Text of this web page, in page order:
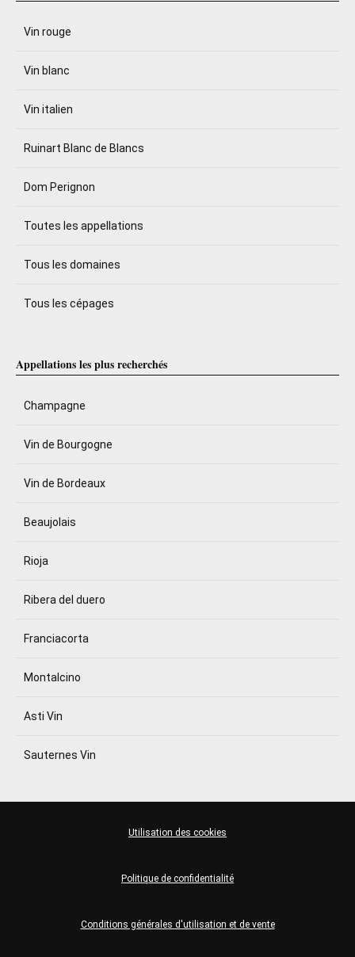
Vin rouge
Vin blanc
Vin italien
Ruinart Blanc de Blancs
Dom Perignon
Toutes les appellations
Tous les domaines
Tous les cépages
Appellations les plus recherchés
Champagne
Vin de Bourgogne
Vin de Bordeaux
Beaujolais
Rioja
Ribera del duero
Franciacorta
Montalcino
Asti Vin
Sauternes Vin
Conditions générales d'utilisation et de vente
Politique de confidentialité
Utilisation des cookies